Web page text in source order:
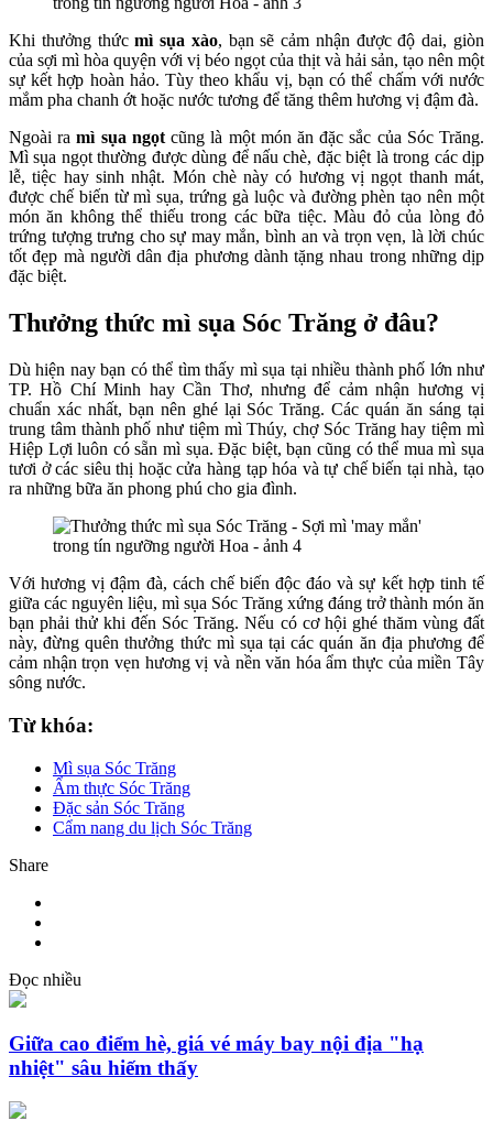
Khi thưởng thứcmì sụa xào, bạn sẽ cảm nhận được độ dai, giòn
của sợi mì hòa quyện với vị béo ngọt của thịt và hải sản, tạo nên một
sự kết hợp hoàn hảo. Tùy theo khẩu vị, bạn có thể chấm với nước
mắm pha chanh ớt hoặc nước tương để tăng thêm hương vị đậm đà.
Ngoài ramì sụa ngọtcũng là một món ăn đặc sắc của Sóc Trăng.
Mì sụa ngọt thường được dùng để nấu chè, đặc biệt là trong các dịp
lễ, tiệc hay sinh nhật. Món chè này có hương vị ngọt thanh mát,
được chế biến từ mì sụa, trứng gà luộc và đường phèn tạo nên một
món ăn không thể thiếu trong các bữa tiệc. Màu đỏ của lòng đỏ
trứng tượng trưng cho sự may mắn, bình an và trọn vẹn, là lời chúc
tốt đẹp mà người dân địa phương dành tặng nhau trong những dịp
đặc biệt.
Thưởng thức mì sụa Sóc Trăng ở đâu?
Dù hiện nay bạn có thể tìm thấy mì sụa tại nhiều thành phố lớn như
TP. Hồ Chí Minh hay Cần Thơ, nhưng để cảm nhận hương vị
chuẩn xác nhất, bạn nên ghé lại Sóc Trăng. Các quán ăn sáng tại
trung tâm thành phố như tiệm mì Thúy, chợ Sóc Trăng hay tiệm mì
Hiệp Lợi luôn có sẵn mì sụa. Đặc biệt, bạn cũng có thể mua mì sụa
tươi ở các siêu thị hoặc cửa hàng tạp hóa và tự chế biến tại nhà, tạo
ra những bữa ăn phong phú cho gia đình.
Với hương vị đậm đà, cách chế biến độc đáo và sự kết hợp tinh tế
giữa các nguyên liệu, mì sụa Sóc Trăng xứng đáng trở thành món ăn
bạn phải thử khi đến Sóc Trăng. Nếu có cơ hội ghé thăm vùng đất
này, đừng quên thưởng thức mì sụa tại các quán ăn địa phương để
cảm nhận trọn vẹn hương vị và nền văn hóa ẩm thực của miền Tây
sông nước.
Từ khóa:
Mì sụa Sóc Trăng
Ẩm thực Sóc Trăng
Đặc sản Sóc Trăng
Cẩm nang du lịch Sóc Trăng
Share
Đọc nhiều
Giữa cao điểm hè, giá vé máy bay nội địa "hạ
nhiệt" sâu hiếm thấy